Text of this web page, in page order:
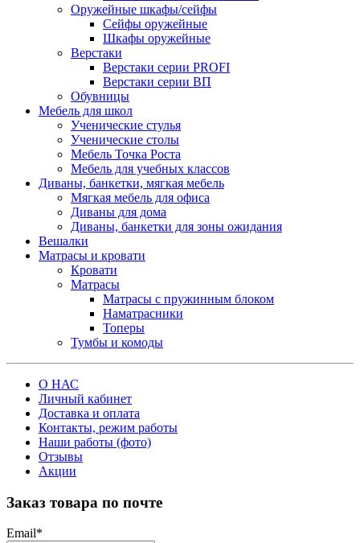
Оружейные шкафы/сейфы
Сейфы оружейные
Шкафы оружейные
Верстаки
Верстаки серии PROFI
Верстаки серии ВП
Обувницы
Мебель для школ
Ученические стулья
Ученические столы
Мебель Точка Роста
Мебель для учебных классов
Диваны, банкетки, мягкая мебель
Мягкая мебель для офиса
Диваны для дома
Диваны, банкетки для зоны ожидания
Вешалки
Матрасы и кровати
Кровати
Матрасы
Матрасы с пружинным блоком
Наматрасники
Топеры
Тумбы и комоды
О НАС
Личный кабинет
Доставка и оплата
Контакты, режим работы
Наши работы (фото)
Отзывы
Акции
Заказ товара по почте
Email*